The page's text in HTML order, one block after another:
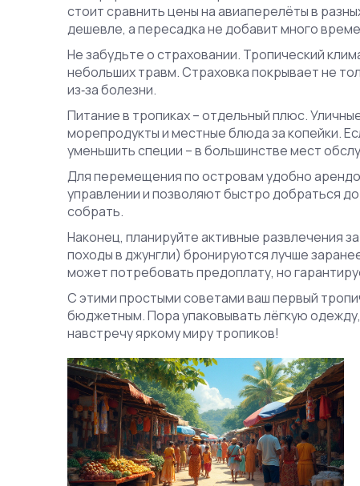
стоит сравнить цены на авиаперелёты в
дешевле, а пересадка не добавит много
Не забудьте о страховании. Тропический
небольших травм. Страховка покрывает не
из‑за болезни.
Питание в тропиках – отдельный плюс.
морепродукты и местные блюда за копейки.
уменьшить специи – в большинстве мест
Для перемещения по островам удобно
управлении и позволяют быстро добраться
собрать.
Наконец, планируйте активные развлечения
походы в джунгли) бронируются лучше
может потребовать предоплату, но
С этими простыми советами ваш первый
бюджетным. Пора упаковывать лёгкую
навстречу яркому миру тропиков!